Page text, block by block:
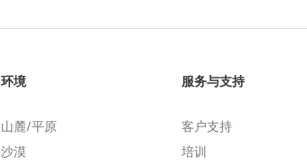
环境
山麓/平原
沙漠
服务与支持
客户支持
培训